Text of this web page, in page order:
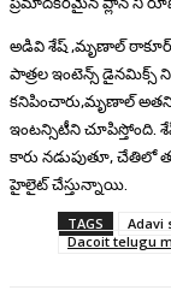
అడివి శేష్ ,మృణాల్
పాత్రల ఇంటెన్స్ డైనమిక్స్
కనిపించారు,మృణాల్ అతని
ఇంటన్సిటీని చూపిస్తోంది.
కారు నడుపుతూ, చేతిలో
హైలైట్ చేస్తున్నాయి.
TAGS Adavi
Dacoit telugu